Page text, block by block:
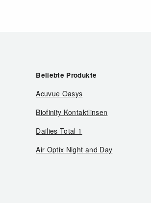
Beliebte Produkte
Acuvue Oasys
Biofinity Kontaktlinsen
Dailies Total 1
Air Optix Night and Day